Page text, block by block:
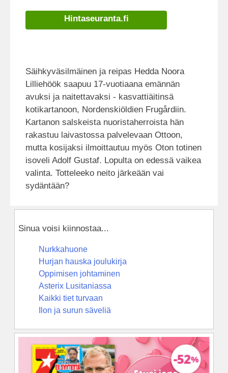
Hintaseuranta.fi
Säihkyväsilmäinen ja reipas Hedda Noora
Lilliehöök saapuu 17-vuotiaana emännän
avuksi ja naitettavaksi - kasvattiäitinsä
kotikartanoon, Nordenskiöldien Frugårdiin.
Kartanon salskeista nuoristaherroista hän
rakastuu laivastossa palvelevaan Ottoon,
mutta kosijaksi ilmoittautuu myös Oton totinen
isoveli Adolf Gustaf. Lopulta on edessä vaikea
valinta. Totteleeko neito järkeään vai
sydäntään?
Sinua voisi kiinnostaa...
Nurkkahuone
Hurjan hauska joulukirja
Oppimisen johtaminen
Asterix Lusitaniassa
Kaikki tiet turvaan
Ilon ja surun säveliä